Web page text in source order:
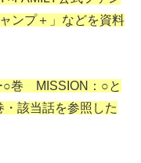
ンプ＋」などを資料
○巻 MISSION：○と
該当話を参照した